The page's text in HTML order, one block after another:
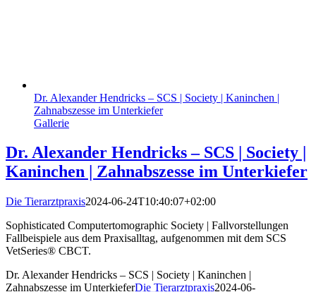
Dr. Alexander Hendricks – SCS | Society | Kaninchen |
Zahnabszesse im Unterkiefer
Gallerie
Dr. Alexander Hendricks – SCS | Society |
Kaninchen | Zahnabszesse im Unterkiefer
Die Tierarztpraxis2024-06-24T10:40:07+02:00
Sophisticated Computertomographic Society | Fallvorstellungen
Fallbeispiele aus dem Praxisalltag, aufgenommen mit dem SCS
VetSeries® CBCT.
Dr. Alexander Hendricks – SCS | Society | Kaninchen |
Zahnabszesse im UnterkieferDie Tierarztpraxis2024-06-